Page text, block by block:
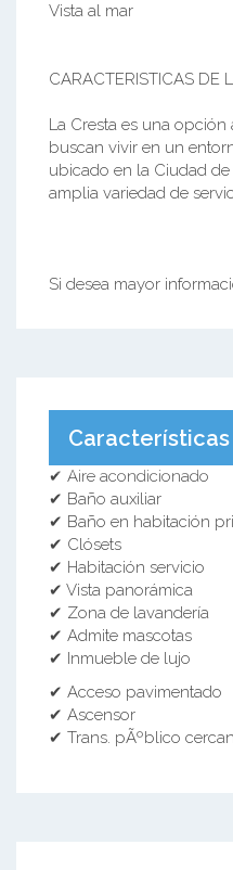
Vista al mar
CARACTERISTICAS DE
La Cresta es una
buscan vivir en un
ubicado en la Ciudad
amplia variedad de
Si desea mayor
Características
✔ Aire acondicionado
✔ Baño auxiliar
✔ Baño en habitación
✔ Clósets
✔ Habitación servicio
✔ Vista panorámica
✔ Zona de lavandería
✔ Admite mascotas
✔ Inmueble de lujo
✔ Acceso pavimentado
✔ Ascensor
✔ Trans. pÃºblico